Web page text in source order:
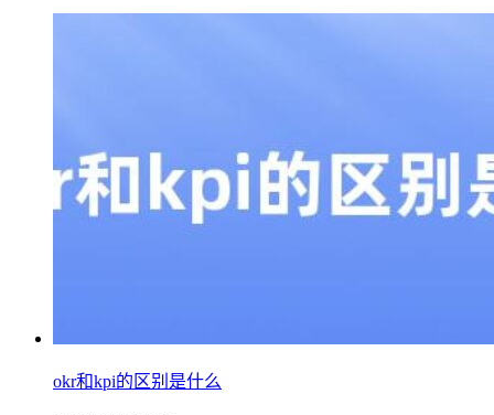
okr和kpi的区别是什么